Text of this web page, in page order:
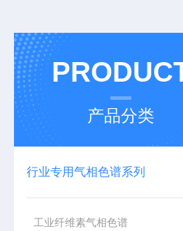
产品分类
行业专用气相色谱系列
工业纤维素气相色谱